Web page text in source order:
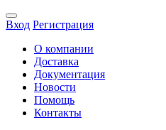
Вход Регистрация
О компании
Доставка
Документация
Новости
Помощь
Контакты